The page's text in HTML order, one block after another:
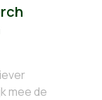
mee de